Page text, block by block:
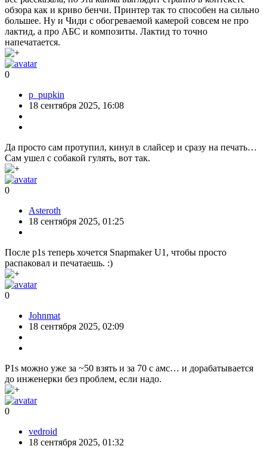
Всего полтора оборота ролика мышки и я уже здесь!
+20
wasla
17 сентября 2025, 21:10
QIDI Q2 напомнилоIDDQD
Andy52280
17 сентября 2025, 22:04
Про рэльсу. :) Купил однажды рельсы в каком-то китайском
лабазе на Али. Отзывы положительные, ценник разумный,
все дела. Получил и офигел — все 3 штуки оказались полным
браком. Даже двигались с клином где угодно. И промывал, и
подбирать… Даже полировал зубочисткой и пастой ГОИ. В
итоге записал видео и открыл спор. На видео, при наклоне
градусов в 80 от горизонтали, каретка не скользила
равномерно вниз, а клинила в рандомных местах. В ответ, в
споре, китаец прислал свое видео. Здоровенный китаец —
всем своим весом жмет большим пальцем на каретку и катит
ее вдоль. Типа, «видишь — всё работает, чел!» На чугуниевом
CNC, возможно, действительно все будет работать. Правда,
там встанет вопрос долговечности. В общем, по результатам
Вот только применить это некуда было. Так и валяются где-то
в куче хлама вида «полный трэш, но выкинуть жалко».
0
Lvenok
17 сентября 2025, 23:06